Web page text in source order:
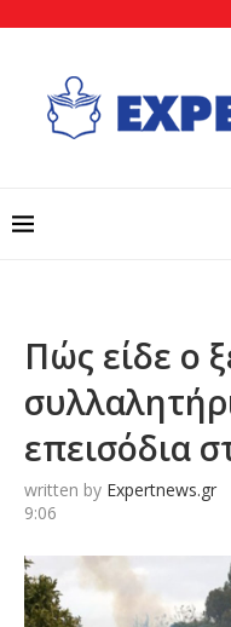
Πώς είδε ο
επεισόδια
written by Expertnews.gr
9:06